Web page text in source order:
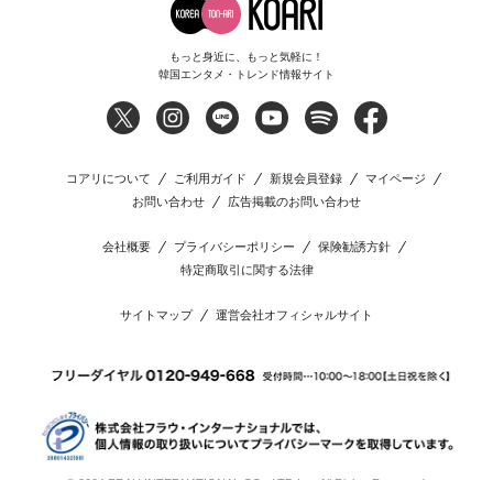
もっと身近に、もっと気軽に！
韓国エンタメ・トレンド情報サイト
コアリについて ご利用ガイド 新規会員登録
マイページ
お問い合わせ
広告掲載のお問い合わせ
会社概要 プライバシーポリシー
保険勧誘方針
特定商取引に関する法律
サイトマップ 運営会社オフィシャルサイト